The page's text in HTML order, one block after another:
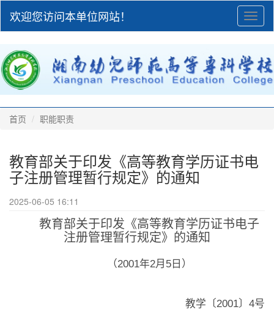
欢迎您访问本单位网站！
首页 职能职责
教育部关于印发《高等教育学历证书电
子注册管理暂行规定》的通知
2025-06-05 16:11
教育部关于印发《高等教育学历证书电子
注册管理暂行规定》的通知
（2001年2月5日）
教学〔2001〕4号